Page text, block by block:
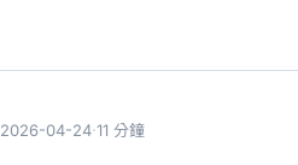
2026-04-24·11 分鐘